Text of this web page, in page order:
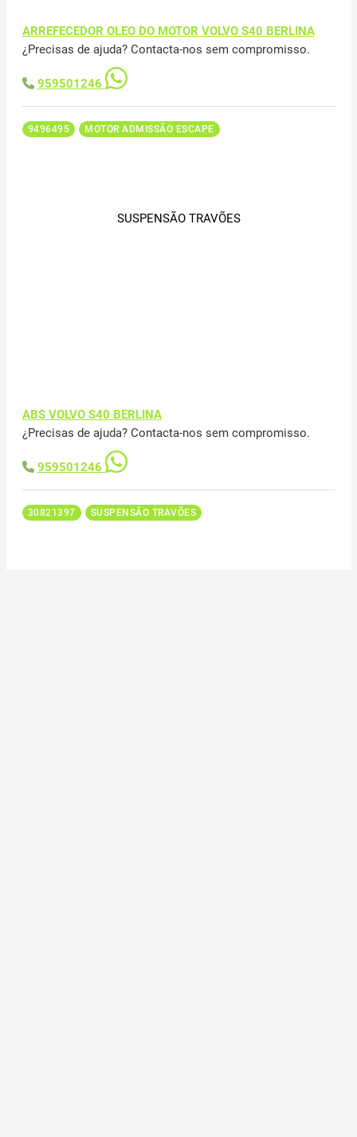
ARREFECEDOR OLEO DO MOTOR VOLVO S40 BERLINA
¿Precisas de ajuda? Contacta-nos sem compromisso.
959501246
9496495 MOTOR ADMISSÃO ESCAPE
SUSPENSÃO TRAVÕES
ABS VOLVO S40 BERLINA
¿Precisas de ajuda? Contacta-nos sem compromisso.
959501246
30821397 SUSPENSÃO TRAVÕES